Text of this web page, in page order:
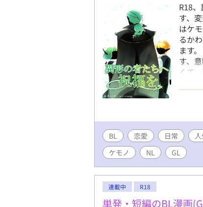
R18
す、
はケ
るか
ます
す、
くて
よろ
BL 恋愛 日常
ケモノ
NL GL
連載中 R18
単発・短編のBL漫画